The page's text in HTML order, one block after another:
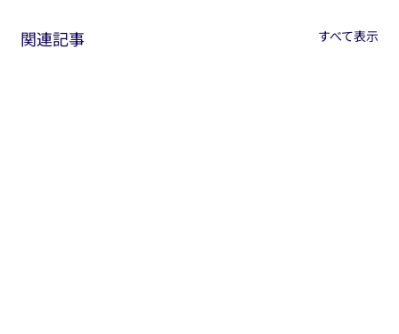
関連記事 すべて表示